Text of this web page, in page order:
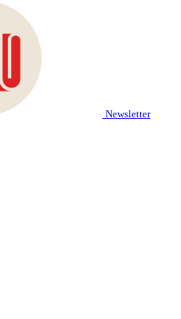
Newsletter